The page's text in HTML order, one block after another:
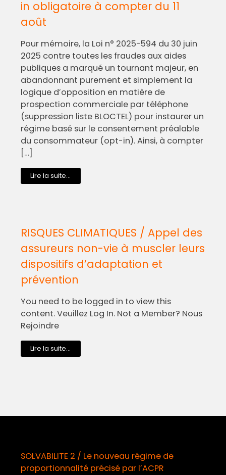
in obligatoire à compter du 11
août
Pour mémoire, la Loi n° 2025-594 du 30 juin
2025 contre toutes les fraudes aux aides
publiques a marqué un tournant majeur, en
abandonnant purement et simplement la
logique d’opposition en matière de
prospection commerciale par téléphone
(suppression liste BLOCTEL) pour instaurer un
régime basé sur le consentement préalable
du consommateur (opt-in). Ainsi, à compter
[…]
Lire la suite...
RISQUES CLIMATIQUES / Appel des
assureurs non-vie à muscler leurs
dispositifs d’adaptation et
prévention
You need to be logged in to view this
content. Veuillez Log In. Not a Member? Nous
Rejoindre
Lire la suite...
SOLVABILITE 2 / Le nouveau régime de
proportionnalité précisé par l’ACPR